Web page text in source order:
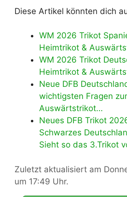
Diese Artikel könnten dich
WM 2026 Trikot
Heimtrikot &
WM 2026 Trikot
Heimtrikot &
Neue DFB
wichtigsten Fragen
Auswärtstrikot…
Neues DFB Trikot
Schwarzes
Sieht so das 3.Trikot
Zuletzt aktualisiert am
um 17:49 Uhr.